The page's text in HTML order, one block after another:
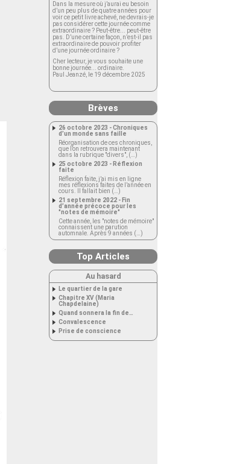
Dans la mesure où j’aurai eu besoin
d’un peu plus de quatre années pour
voir ce petit livre achevé, ne devrais-je
pas considérer cette journée comme
extraordinaire ? Peut-être... peut-être
pas. D’une certaine façon, n’est-il pas
extraordinaire de pouvoir profiter
d’une journée ordinaire ?
Cher lecteur, je vous souhaite une
bonne journée... ordinaire.
Paul Jeanzé, le 19 décembre 2025
Brèves
26 octobre 2023 - Chroniques
d’un monde sans faille
Réorganisation de ces chroniques,
que l’on retrouvera maintenant
dans la rubrique "divers", (…)
25 octobre 2023 - Réflexion
faite
Réflexion faite, j’ai mis en ligne
mes réflexions faites de l’année en
cours. Il fallait bien (…)
21 septembre 2022 - Fin
d’année précoce pour les
"notes de mémoire"
Cette année, les "notes de mémoire"
connaissent une parution
automnale. Après 9 années (…)
Top Articles
Au hasard
Le quartier de la gare
Chapitre XV (Maria
Chapdelaine)
Quand sonnera la fin de…
Convalescence
Prise de conscience